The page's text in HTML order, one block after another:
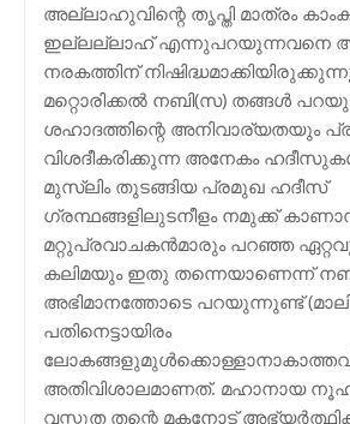
അല്ലാഹുവിന്റെ തൃപ്തി മാത്രം
ഇല്ലല്ലാഹ് എന്നുപറയുന്നവനെ
നരകത്തിന്
മറ്റൊരിക്കല്‍ നബി(സ) തങ്ങള്‍
ശഹാദത്തിന്റെ അനിവാര്യതയും
വിശദീകരിക്കുന്ന അനേകം
മുസ്ലിം തുടങ്ങിയ പ്രമുഖ ഹദീസ്
ഗ്രന്ഥങ്ങളിലുടനീളം നമുക്ക്
മറ്റുപ്രവാചകന്‍മാരും പറഞ്ഞ
കലിമയും ഇതു തന്നെയാണെന്ന്
അഭിമാനത്തോടെ പറയുന്നുണ്ട്
പതിനെട്ടായിരം
അതിവിശാലമാണത്. മഹാനായ
വസ്തുത തന്റെ മകനോട്